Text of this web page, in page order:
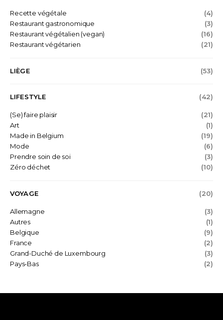
Recette végétale
(4)
Restaurant gastronomique
(3)
Restaurant végétalien (vegan)
(16)
Restaurant végétarien
(21)
LIÈGE (53)
LIFESTYLE (42)
(Se) faire plaisir
(21)
Art
(1)
Made in Belgium
(19)
Mode
(6)
Prendre soin de soi
(3)
Zéro déchet
(10)
VOYAGE (20)
Allemagne
(3)
Autres
(1)
Belgique
(9)
France
(2)
Grand-Duché de Luxembourg
(3)
Pays-Bas
(2)